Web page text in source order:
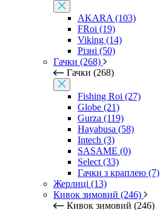
AKARA (103)
FRoi (19)
Viking (14)
Різні (50)
Гачки (268)
Гачки (268)
Fishing Roi (27)
Globe (21)
Gurza (119)
Hayabusa (58)
Intech (3)
SASAME (0)
Select (33)
Гачки з краплею (7)
Жерлиці (13)
Кивок зимовий (246)
Кивок зимовий (246)